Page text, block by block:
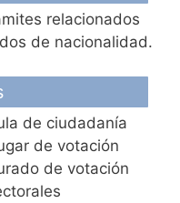
relacionados
de nacionalidad.
de ciudadanía
de votación
de votación